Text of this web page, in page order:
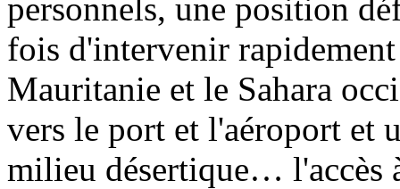
personnels, une position
fois d'intervenir
Mauritanie et le Sahara
vers le port et l'aéroport et
milieu désertique… l'accès